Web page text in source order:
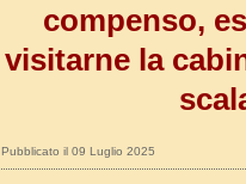
compenso,
visitarne la
Pubblicato il 09 Luglio 2025